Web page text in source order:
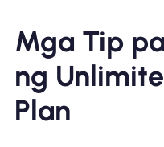
Mga Tip
ng
Plan